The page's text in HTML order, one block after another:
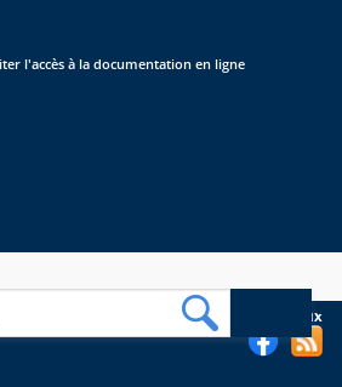
l'accès à la documentation en ligne
de l'EHESP sur les réseaux sociaux